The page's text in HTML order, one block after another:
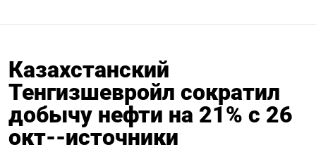
Казахстанский
Тенгизшевройл сократил
добычу нефти на 21% с 26
окт--источники